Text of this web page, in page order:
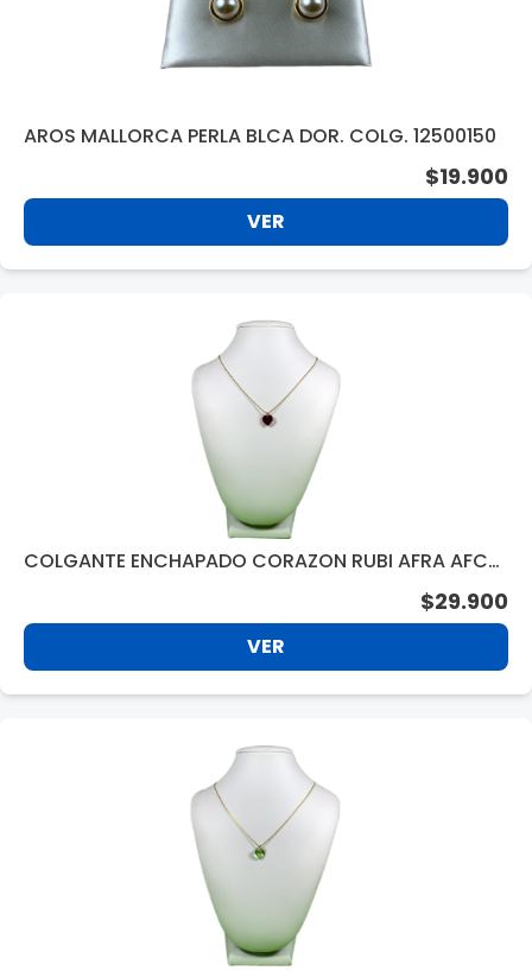
AROS MALLORCA PERLA BLCA DOR. COLG. 12500150
$19.900
VER
COLGANTE ENCHAPADO CORAZON RUBI AFRA AFCL
$29.900
VER